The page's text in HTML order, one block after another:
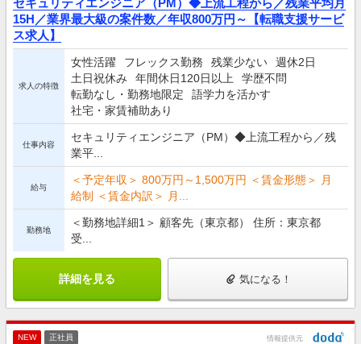
15H／業界最大級の案件数／年収800万円～【転職支援サービ
ス求人】
求人の特徴
女性活躍 フレックス勤務 残業少ない
週休2日
土日祝休み
年間休日120日以上
学歴不問
転勤なし・勤務地限定
語学力を活かす
社宅・家賃補助あり
仕事内容
セキュリティエンジニア（PM）◆上流工程から／残
業平...
給与
＜予定年収＞ 800万円～1,500万円 ＜賃金形態＞ 月
給制 ＜賃金内訳＞ 月...
勤務地
＜勤務地詳細1＞ 顧客先（東京都） 住所：東京都
受...
詳細を見る 気になる！
NEW 正社員 情報提供元